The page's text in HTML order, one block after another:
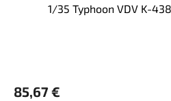
1/35 Typhoon VDV K-
85,67 €